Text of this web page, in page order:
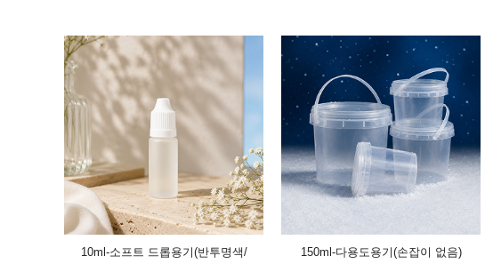
10ml-소프트 드롭용기(반투명색/
150ml-다용도용기(손잡이 없음)